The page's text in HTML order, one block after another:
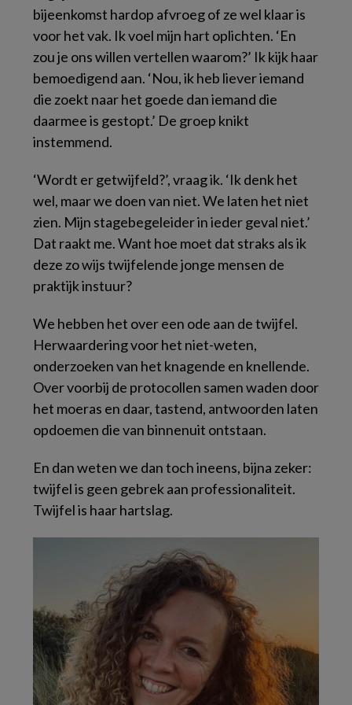
bijeenkomst hardop afvroeg of ze wel klaar is
voor het vak. Ik voel mijn hart oplichten. ‘En
zou je ons willen vertellen waarom?’ Ik kijk haar
bemoedigend aan. ‘Nou, ik heb liever iemand
die zoekt naar het goede dan iemand die
daarmee is gestopt.’ De groep knikt
instemmend.
‘Wordt er getwijfeld?’, vraag ik. ‘Ik denk het
wel, maar we doen van niet. We laten het niet
zien. Mijn stagebegeleider in ieder geval niet.’
Dat raakt me. Want hoe moet dat straks als ik
deze zo wijs twijfelende jonge mensen de
praktijk instuur?
We hebben het over een ode aan de twijfel.
Herwaardering voor het niet-weten,
onderzoeken van het knagende en knellende.
Over voorbij de protocollen samen waden door
het moeras en daar, tastend, antwoorden laten
opdoemen die van binnenuit ontstaan.
En dan weten we dan toch ineens, bijna zeker:
twijfel is geen gebrek aan professionaliteit.
Twijfel is haar hartslag.